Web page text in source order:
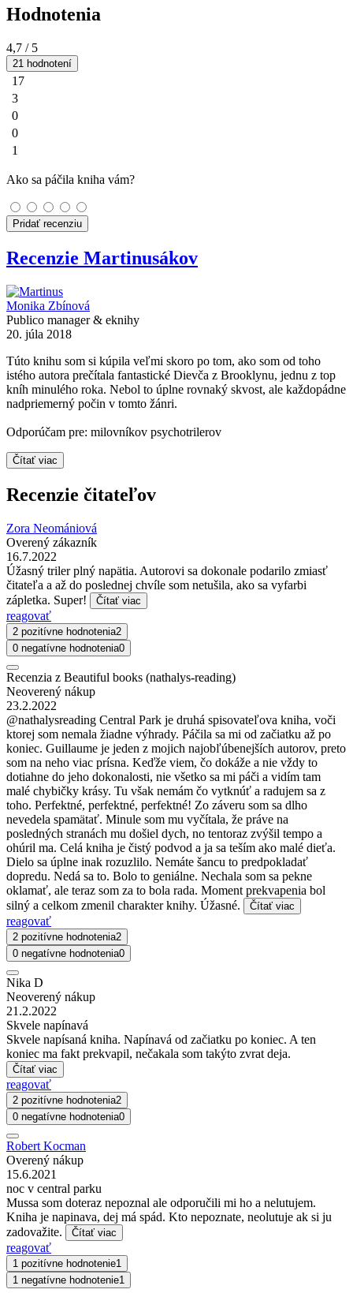
Hodnotenia
4,7 / 5
21 hodnotení
17
3
0
0
1
Ako sa páčila kniha vám?
Pridať recenziu
Recenzie Martinusákov
Monika Zbínová
Publico manager & eknihy
20. júla 2018
Túto knihu som si kúpila veľmi skoro po tom, ako som od toho
istého autora prečítala fantastické Dievča z Brooklynu, jednu z top
kníh minulého roka. Nebol to úplne rovnaký skvost, ale každopádne
nadpriemerný počin v tomto žánri.
Odporúčam pre: milovníkov psychotrilerov
Čítať viac
Recenzie čitateľov
Zora Neomániová
Overený zákazník
16.7.2022
Úžasný triler plný napätia. Autorovi sa dokonale podarilo zmiasť
čitateľa a až do poslednej chvíle som netušila, ako sa vyfarbi
zápletka. Super!
Čítať viac
reagovať
2 pozitívne hodnotenia2
0 negatívne hodnotenia0
Recenzia z Beautiful books (nathalys-reading)
Neoverený nákup
23.2.2022
@nathalysreading Central Park je druhá spisovateľova kniha, voči
ktorej som nemala žiadne výhrady. Páčila sa mi od začiatku až po
koniec. Guillaume je jeden z mojich najobľúbenejších autorov, preto
som na neho viac prísna. Keďže viem, čo dokáže a nie vždy to
dotiahne do jeho dokonalosti, nie všetko sa mi páči a vidím tam
malé chybičky krásy. Tu však nemám čo vytknúť a radujem sa z
toho. Perfektné, perfektné, perfektné! Zo záveru som sa dlho
nevedela spamätať. Minule som mu vyčítala, že práve na
posledných stranách mu došiel dych, no tentoraz zvýšil tempo a
ohúril ma. Celá kniha je čistý podvod a ja sa teším ako malé dieťa.
Dielo sa úplne inak rozuzlilo. Nemáte šancu to predpokladať
dopredu. Nedá sa to. Bolo to geniálne. Nechala som sa pekne
oklamať, ale teraz som za to bola rada. Moment prekvapenia bol
silný a celkom zmenil charakter knihy. Úžasné.
Čítať viac
reagovať
2 pozitívne hodnotenia2
0 negatívne hodnotenia0
Nika D
Neoverený nákup
21.2.2022
Skvele napínavá
Skvele napísaná kniha. Napínavá od začiatku po koniec. A ten
koniec ma fakt prekvapil, nečakala som takýto zvrat deja.
Čítať viac
reagovať
2 pozitívne hodnotenia2
0 negatívne hodnotenia0
Robert Kocman
Overený nákup
15.6.2021
noc v central parku
Mussa som doteraz nepoznal ale odporučili mi ho a nelutujem.
Kniha je napinava, dej má spád. Kto nepoznate, neolutuje ak si ju
zadovažite.
Čítať viac
reagovať
1 pozitívne hodnotenie1
1 negatívne hodnotenie1